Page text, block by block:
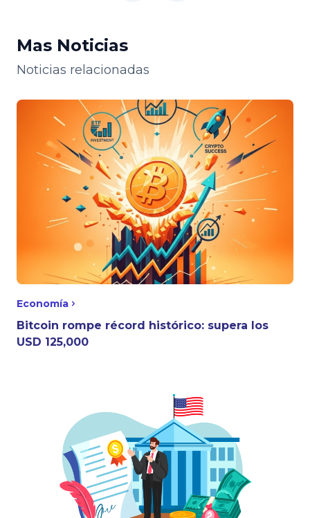
Mas Noticias
Noticias relacionadas
Economía
Bitcoin rompe récord histórico: supera los
USD 125,000